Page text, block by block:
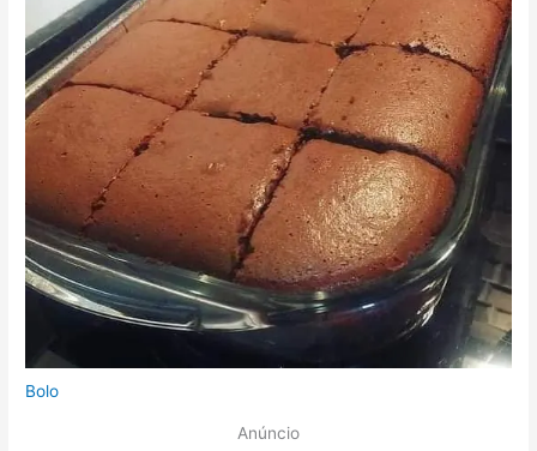
Bolo
Anúncio